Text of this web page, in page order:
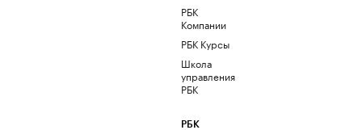
РБК
Компании
РБК Курсы
Школа
управления
РБК
РБК